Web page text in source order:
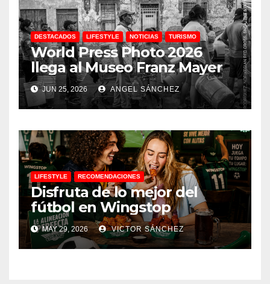
DESTACADOS LIFESTYLE NOTICIAS TURISMO
World Press Photo 2026
llega al Museo Franz Mayer
JUN 25, 2026 ANGEL SÁNCHEZ
LIFESTYLE RECOMENDACIONES
Disfruta de lo mejor del
fútbol en Wingstop
MAY 29, 2026 VICTOR SÁNCHEZ